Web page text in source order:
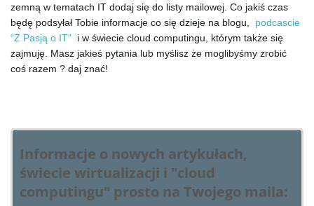
i
a
zemną w tematach IT dodaj się do listy mailowej. Co jakiś czas
będę podsyłał Tobie informacje co się dzieje na blogu, podcascie
“Z Pasją o IT” i w świecie cloud computingu, którym także się
zajmuję. Masz jakieś pytania lub myślisz że moglibyśmy zrobić
coś razem ? daj znać!
Informacje o nowych artykułach,
świecie wirtualizacji i "cloud
computingu" prosto na Twojego maila: